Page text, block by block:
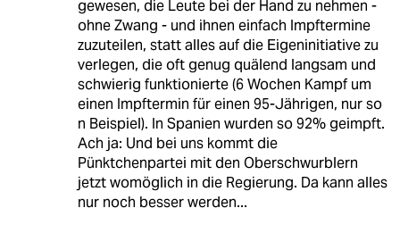
gewesen, die Leute bei der Hand zu nehmen -
ohne Zwang - und ihnen einfach Impftermine
zuzuteilen, statt alles auf die Eigeninitiative zu
verlegen, die oft genug quälend langsam und
schwierig funktionierte (6 Wochen Kampf um
einen Impftermin für einen 95-Jährigen, nur so
n Beispiel). In Spanien wurden so 92% geimpft.
Ach ja: Und bei uns kommt die
Pünktchenpartei mit den Oberschwurblern
jetzt womöglich in die Regierung. Da kann alles
nur noch besser werden...